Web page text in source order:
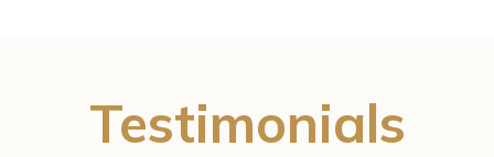
Testimonials